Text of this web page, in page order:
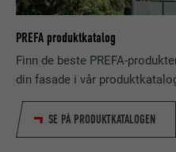
PREFA produktkatalog
Finn de beste PREFA-
din fasade i vår
SE PÅ PRODUKTKATALOGEN
NAVN lidc
TILBYDER LinkedIn
FORLØP